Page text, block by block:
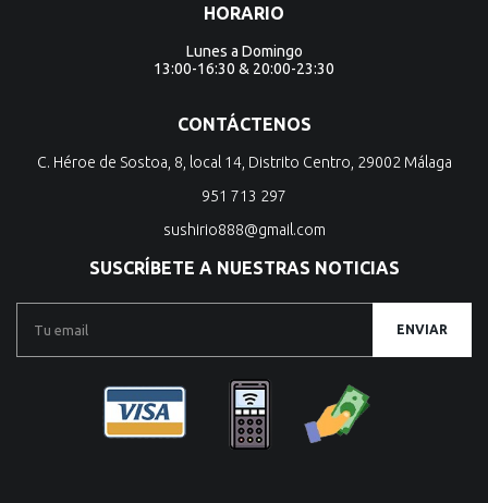
HORARIO
Lunes a Domingo
13:00-16:30 & 20:00-23:30
CONTÁCTENOS
C. Héroe de Sostoa, 8, local 14, Distrito Centro, 29002 Málaga
951 713 297
sushirio888@gmail.com
SUSCRÍBETE A NUESTRAS NOTICIAS
ENVIAR